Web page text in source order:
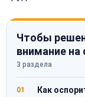
Чтобы
внимание
3 раздела
01
Как